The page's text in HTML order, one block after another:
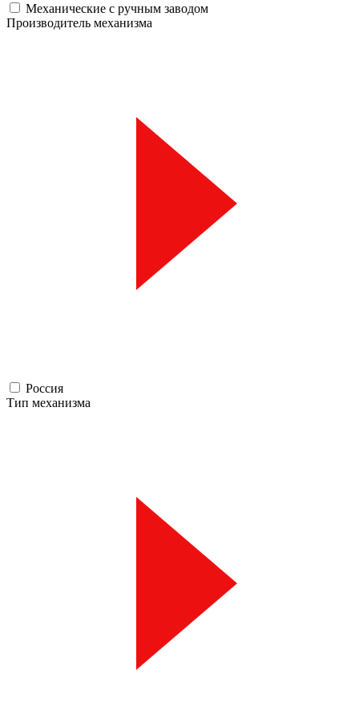
Механические с ручным заводом
Производитель механизма
Россия
Тип механизма